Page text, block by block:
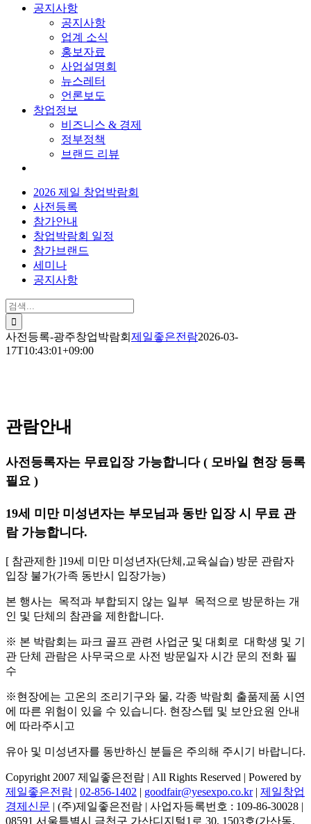
공지사항
공지사항
업계 소식
홍보자료
사업설명회
뉴스레터
언론보도
창업정보
비즈니스 & 경제
정부정책
브랜드 리뷰
2026 제일 창업박람회
사전등록
참가안내
창업박람회 일정
참가브랜드
세미나
공지사항
검
색:
사전등록-광주창업박람회 제일좋은전람2026-03-
17T10:43:01+09:00
관람안내
사전등록자는 무료입장 가능합니다 ( 모바일 현장 등록
필요 )
19세 미만 미성년자는 부모님과 동반 입장 시 무료 관
람 가능합니다.
[ 참관제한 ]19세 미만 미성년자(단체,교육실습) 방문 관람자
입장 불가(가족 동반시 입장가능)
본 행사는 목적과 부합되지 않는 일부 목적으로 방문하는 개
인 및 단체의 참관을 제한합니다.
※ 본 박람회는 파크 골프 관련 사업군 및 대회로 대학생 및 기
관 단체 관람은 사무국으로 사전 방문일자 시간 문의 전화 필
수
※현장에는 고온의 조리기구와 물, 각종 박람회 출품제품 시연
에 따른 위험이 있을 수 있습니다. 현장스텝 및 보안요원 안내
에 따라주시고
유아 및 미성년자를 동반하신 분들은 주의해 주시기 바랍니다.
Copyright 2007 제일좋은전람 | All Rights Reserved | Powered by
제일좋은전람 | 02-856-1402 | goodfair@yesexpo.co.kr| 제일창업
경제신문 | (주)제일좋은전람 | 사업자등록번호 : 109-86-30028 |
08591 서울특별시 금천구 가산디지털1로 30, 1503호(가산동,